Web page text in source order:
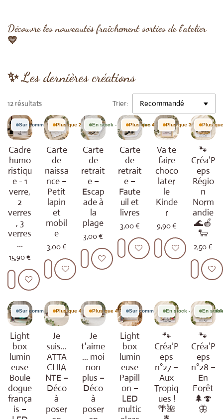
Découvre les nouveautés fraîchement sorties de l’atelier
💛
✨ Les dernières créations
12 résultats Trier:
Sur commande
Cadre
humo
ristiqu
e - 1
verre,
2
verres
, 3
verres
...
15,90 €
Ajouter au panier
Plus que 2 en stock
Carte
de
naissa
nce –
Petit
lapin
et
mobil
e
3,00 €
Ajouter au panier
En stock - 5 disponibles
Carte
de
retrait
e –
Escap
ade à
la
plage
3,00 €
Ajouter au panier
Plus que 4 en stock
Carte
de
retrait
e –
Faute
uil et
livres
3,00 €
Ajouter au panier
Plus que 3 en stock
Va te
faire
choco
later
le
Kinde
r
9,90 €
Ajouter au panier
Plus
🐾
Créa’P
eps
Régio
n
Norm
andie
🌊🍎
🐑
2,50 €
Ajouter
Sur commande
Light
box
lumin
euse
Boule
dogue
frança
is –
Plus que 4 en stock
Je
suis...
ATTA
CHIA
NTE –
Déco
à
poser
Plus que 4 en stock
Je
t'aime
... moi
non
plus –
Déco
à
poser
Sur commande
Light
box
lumin
euse
Papill
on –
LED
multic
En stock - 10
🐾
Créa’P
eps
n°27 –
Aux
Tropiq
ues !
🌴🌺
En
🐾
Créa’P
eps
n°28 –
En
Forêt
🌲🍄
🦋